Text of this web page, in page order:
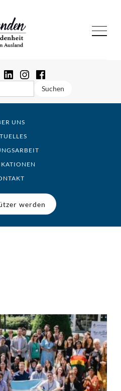
UNS
werden